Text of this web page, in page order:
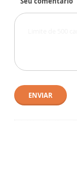
ENVIAR